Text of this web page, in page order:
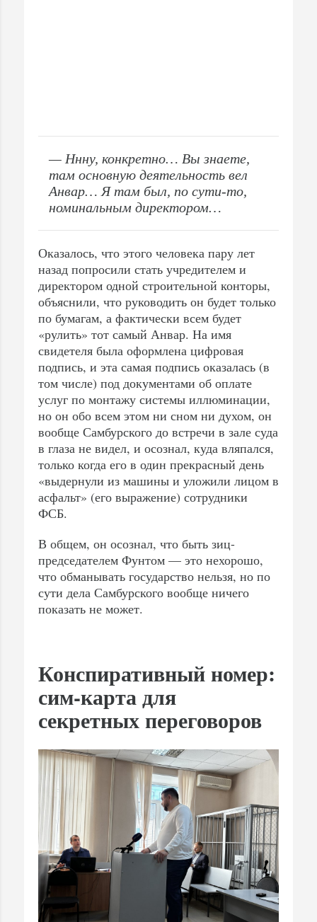
— Ннну, конкретно… Вы знаете,
там основную деятельность вел
Анвар… Я там был, по сути-то,
номинальным директором…
Оказалось, что этого человека пару лет
назад попросили стать учредителем и
директором одной строительной конторы,
объяснили, что руководить он будет только
по бумагам, а фактически всем будет
«рулить» тот самый Анвар. На имя
свидетеля была оформлена цифровая
подпись, и эта самая подпись оказалась (в
том числе) под документами об оплате
услуг по монтажу системы иллюминации,
но он обо всем этом ни сном ни духом, он
вообще Самбурского до встречи в зале суда
в глаза не видел, и осознал, куда вляпался,
только когда его в один прекрасный день
«выдернули из машины и уложили лицом в
асфальт» (его выражение) сотрудники
ФСБ.
В общем, он осознал, что быть зиц-
председателем Фунтом — это нехорошо,
что обманывать государство нельзя, но по
сути дела Самбурского вообще ничего
показать не может.
Конспиративный номер:
сим-карта для
секретных переговоров